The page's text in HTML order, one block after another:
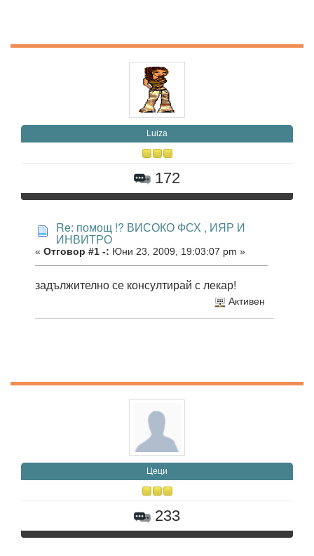
Luiza
172
Re: помощ !? ВИСОКО ФСХ , ИЯР И
ИНВИТРО
« Отговор #1 -: Юни 23, 2009, 19:03:07 pm »
задължително се консултирай с лекар!
Активен
Цеци
233